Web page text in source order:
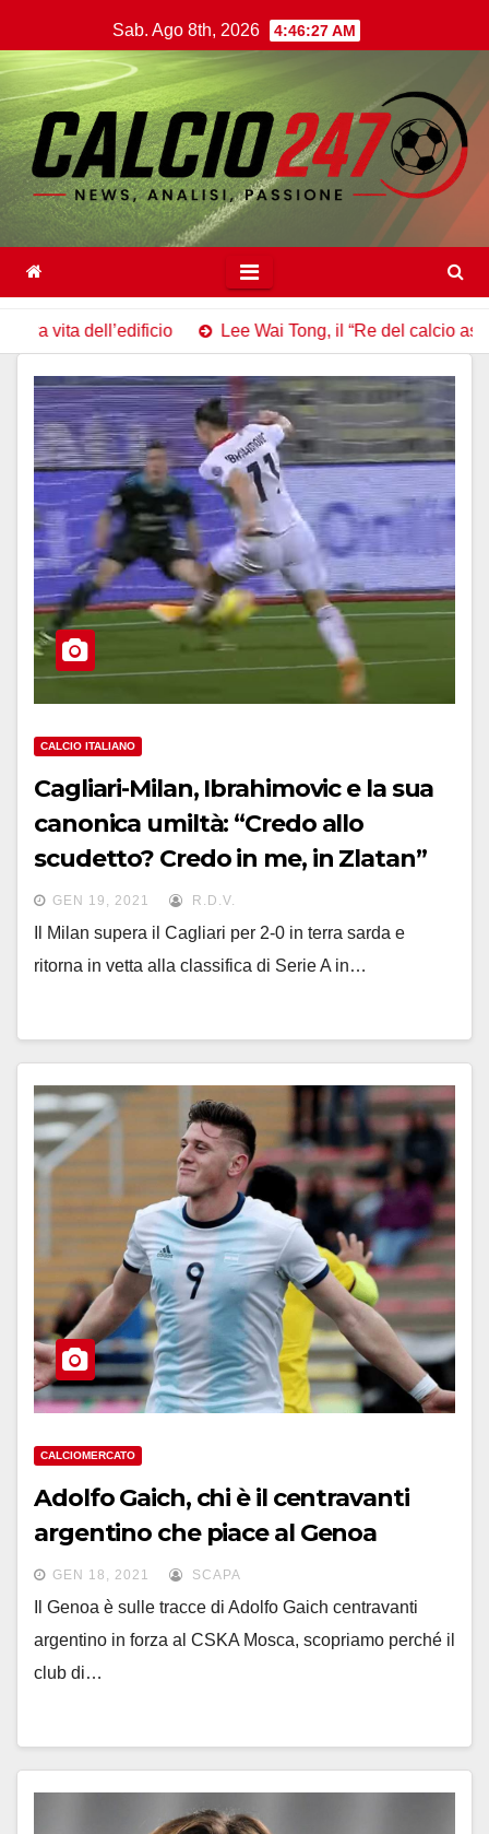
al
contenuto
Sab. Ago 8th, 2026 4:46:29 AM
Lee Wai Tong, il “Re del calcio asiatico”
CALCIO ITALIANO
Cagliari-Milan, Ibrahimovic e la sua
canonica umiltà: “Credo allo
scudetto? Credo in me, in Zlatan”
GEN 19, 2021 R.D.V.
Il Milan supera il Cagliari per 2-0 in terra sarda e
ritorna in vetta alla classifica di Serie A in…
CALCIOMERCATO
Adolfo Gaich, chi è il centravanti
argentino che piace al Genoa
GEN 18, 2021 SCAPA
Il Genoa è sulle tracce di Adolfo Gaich centravanti
argentino in forza al CSKA Mosca, scopriamo perché il
club di…